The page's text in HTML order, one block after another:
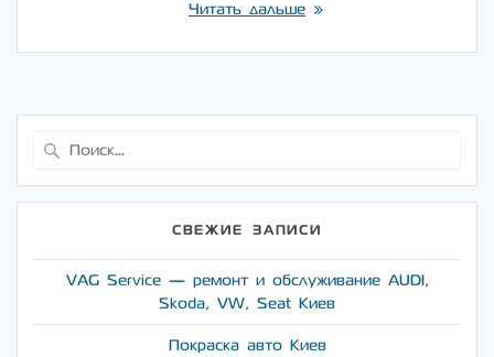
Читать дальше
СВЕЖИЕ ЗАПИСИ
VAG Service — ремонт и обслуживание AUDI,
Skoda, VW, Seat Киев
Покраска авто Киев